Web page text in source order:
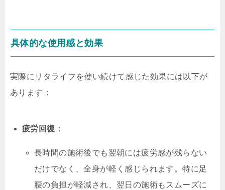
具体的な使用感と効果
実際にリタライフを使い続けて感じた効果には以下が
あります：
疲労回復 ：
長時間の施術後でも翌朝には疲労感が残らない
だけでなく、全身が軽く感じられます。特に足
腰の負担が軽減され、翌日の施術もスムーズに